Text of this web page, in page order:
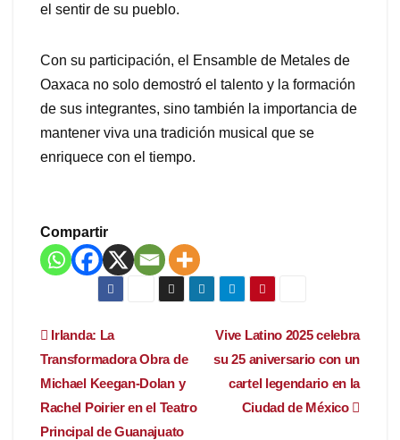
el sentir de su pueblo.
Con su participación, el Ensamble de Metales de
Oaxaca no solo demostró el talento y la formación
de sus integrantes, sino también la importancia de
mantener viva una tradición musical que se
enriquece con el tiempo.
Compartir
Navegación
de
entradas
Vive Latino 2025 celebra
su 25 aniversario con un
cartel legendario en la
Ciudad de México
Irlanda: La
Transformadora Obra de
Michael Keegan-Dolan y
Rachel Poirier en el Teatro
Principal de Guanajuato